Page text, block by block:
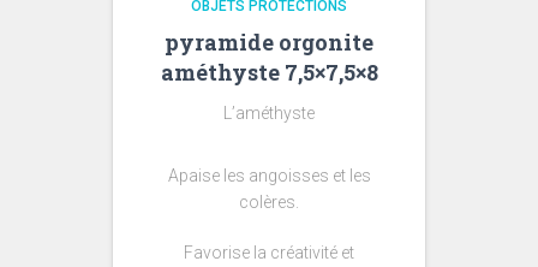
OBJETS PROTECTIONS
pyramide orgonite
améthyste 7,5×7,5×8
L’améthyste
Apaise les angoisses et les
colères.
Favorise la créativité et